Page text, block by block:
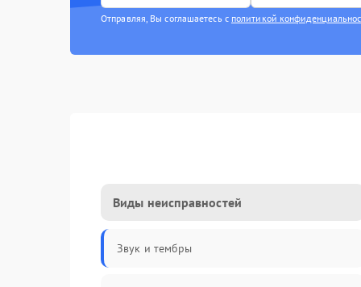
Отправляя, Вы соглашаетесь с политикой
Виды неисправностей
Звук и тембры